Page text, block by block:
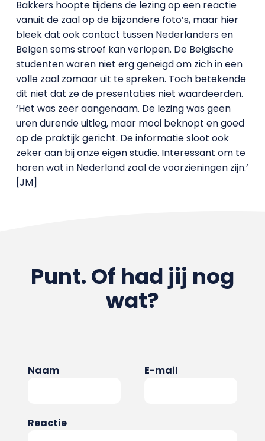
Bakkers hoopte tijdens de lezing op een reactie
vanuit de zaal op de bijzondere foto’s, maar hier
bleek dat ook contact tussen Nederlanders en
Belgen soms stroef kan verlopen. De Belgische
studenten waren niet erg geneigd om zich in een
volle zaal zomaar uit te spreken. Toch betekende
dit niet dat ze de presentaties niet waardeerden.
‘Het was zeer aangenaam. De lezing was geen
uren durende uitleg, maar mooi beknopt en goed
op de praktijk gericht. De informatie sloot ook
zeker aan bij onze eigen studie. Interessant om te
horen wat in Nederland zoal de voorzieningen zijn.’
[JM]
Punt. Of had jij nog
wat?
Naam E-mail
Reactie